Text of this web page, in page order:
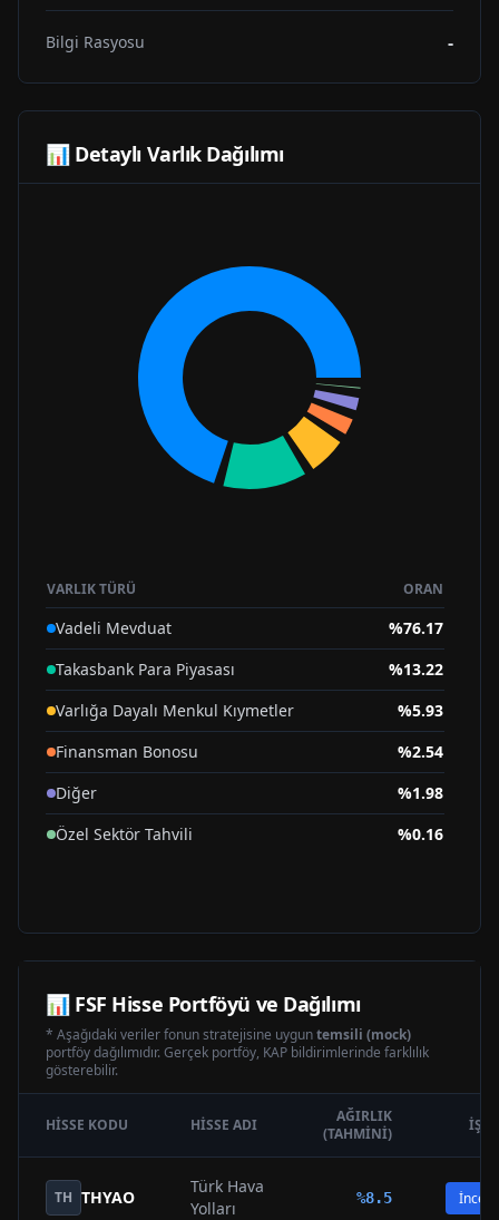
Bilgi Rasyosu -
📊 Detaylı Varlık Dağılımı
VARLIK TÜRÜ ORAN
Vadeli Mevduat %76.17
Takasbank Para Piyasası
%13.22
Varlığa Dayalı Menkul Kıymetler
%5.93
Finansman Bonosu
%2.54
Diğer
%1.98
Özel Sektör Tahvili
%0.16
📊 FSF Hisse Portföyü ve Dağılımı
* Aşağıdaki veriler fonun stratejisine uyguntemsili (mock)
portföy dağılımıdır. Gerçek portföy, KAP bildirimlerinde farklılık
gösterebilir.
HISSE KODU HISSE ADI
AĞIRLIK
(TAHMINI)
TH THYAO
Türk Hava
Yolları
%8.5 İncele